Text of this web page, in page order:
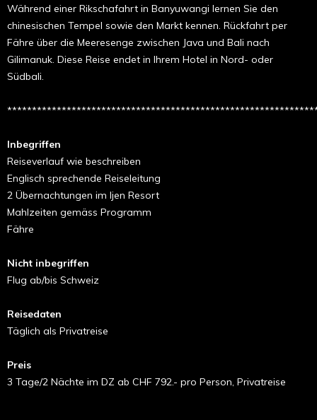
Während einer Rikschafahrt in Banyuwangi lernen Sie den
chinesischen Tempel sowie den Markt kennen. Rückfahrt per
Fähre über die Meeresenge zwischen Java und Bali nach
Gilimanuk. Diese Reise endet in Ihrem Hotel in Nord- oder
Südbali.
Inbegriffen
Reiseverlauf wie beschreiben
Englisch sprechende Reiseleitung
2 Übernachtungen im Ijen Resort
Mahlzeiten gemäss Programm
Fähre
Nicht inbegriffen
Flug ab/bis Schweiz
Reisedaten
Täglich als Privatreise
Preis
3 Tage/2 Nächte im DZ ab CHF 792.- pro Person, Privatreise